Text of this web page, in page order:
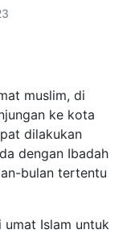
muslim, di
ke kota
dilakukan
dengan Ibadah
bulan tertentu
umat Islam untuk